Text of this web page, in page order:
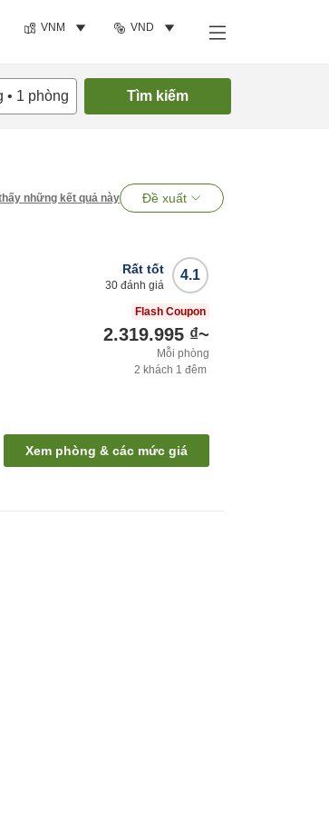
VNM VND
• 1 phòng Tìm kiếm
những kết quả này Đề xuất
4.1
Rất tốt
30 đánh giá
Flash Coupon
2.319.995 ₫~
Mỗi phòng
2 khách 1 đêm
Xem phòng & các mức giá